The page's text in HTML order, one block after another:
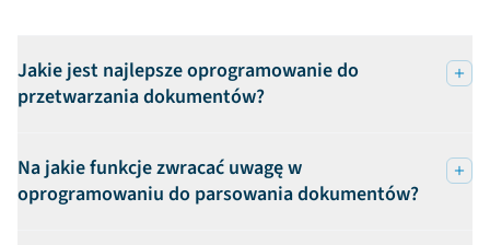
Jakie jest najlepsze oprogramowanie do
przetwarzania dokumentów?
Na jakie funkcje zwracać uwagę w
oprogramowaniu do parsowania dokumentów?